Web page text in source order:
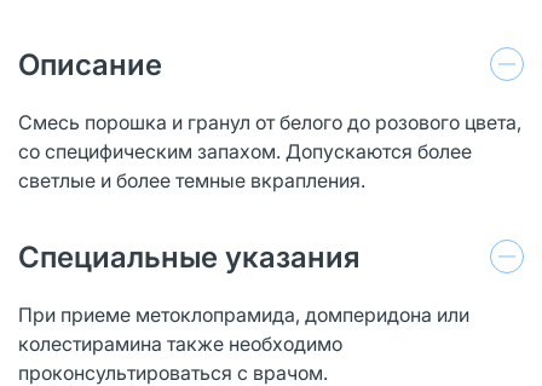
Описание
Смесь порошка и гранул от белого до розового цвета,
со специфическим запахом. Допускаются более
светлые и более темные вкрапления.
Специальные указания
При приеме метоклопрамида, домперидона или
колестирамина также необходимо
проконсультироваться с врачом.